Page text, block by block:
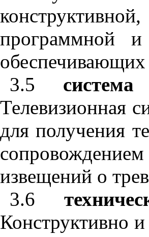
программной и
обеспечивающих
3.5
Телевизионная
для получения
извещений о
3.6
Конструктивно